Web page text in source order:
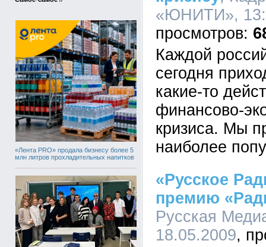
«Лента PRO» продала бизнесу более 5
млн литров прохладительных напитков
«ЮНИТИ»,
Каждой
сегодня
какие-то
финансово-
кризиса. Мы
наиболее
«Русское
премию
Русская
18.05.2009